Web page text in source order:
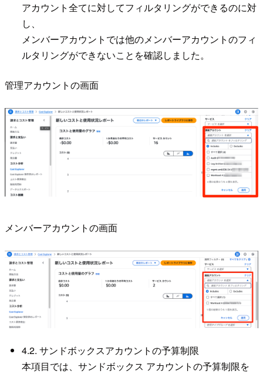
アカウント全てに対してフィルタリングができるのに対
し、
メンバーアカウントでは他のメンバーアカウントのフィ
ルタリングができないことを確認しました。
管理アカウントの画面
メンバーアカウントの画面
4.2. サンドボックスアカウントの予算制限
本項目では、サンドボックス アカウントの予算制限を